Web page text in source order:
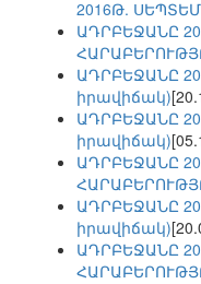
2016Թ.
ԱԴՐԲԵՋԱՆԸ
ԱԴՐԲԵՋԱՆԸ
իրավիճակ)
ԱԴՐԲԵՋԱՆԸ
իրավիճակ)
ԱԴՐԲԵՋԱՆԸ
ԱԴՐԲԵՋԱՆԸ
իրավիճակ)
ԱԴՐԲԵՋԱՆԸ